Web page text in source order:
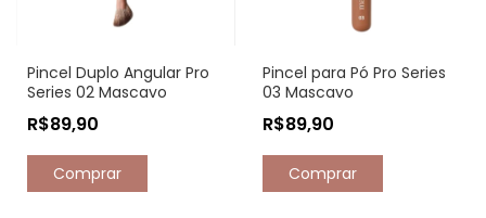
Pincel Duplo Angular Pro
Series 02 Mascavo
R$89,90
Pincel para Pó Pro Series
03 Mascavo
R$89,90